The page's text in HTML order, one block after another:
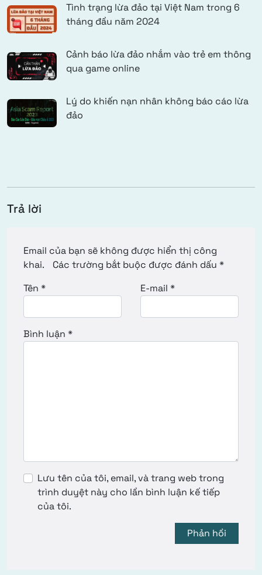
Tình trạng lừa đảo tại Việt Nam trong 6
tháng đầu năm 2024
Cảnh báo lừa đảo nhắm vào trẻ em thông
qua game online
Lý do khiến nạn nhân không báo cáo lừa
đảo
Trả lời
Email của bạn sẽ không được hiển thị công
khai.
Các trường bắt buộc được đánh dấu *
Tên * E-mail *
Bình luận *
Lưu tên của tôi, email, và trang web trong
trình duyệt này cho lần bình luận kế tiếp
của tôi.